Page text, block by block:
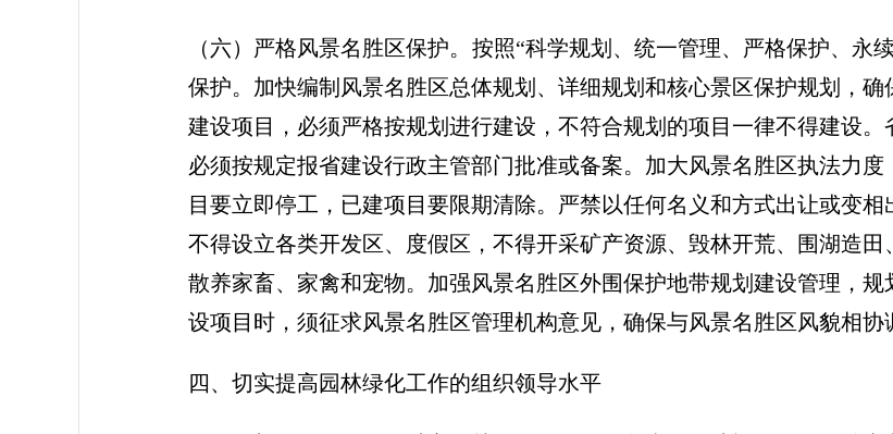
（六）严格风景名胜区保护。按照“科学规划、统一管理、严格保护、永
保护。加快编制风景名胜区总体规划、详细规划和核心景区保护规划，
建设项目，必须严格按规划进行建设，不符合规划的项目一律不得建设。
必须按规定报省建设行政主管部门批准或备案。加大风景名胜区执法力
目要立即停工，已建项目要限期清除。严禁以任何名义和方式出让或变
不得设立各类开发区、度假区，不得开采矿产资源、毁林开荒、围湖造
散养家畜、家禽和宠物。加强风景名胜区外围保护地带规划建设管理，
设项目时，须征求风景名胜区管理机构意见，确保与风景名胜区风貌相协
四、切实提高园林绿化工作的组织领导水平